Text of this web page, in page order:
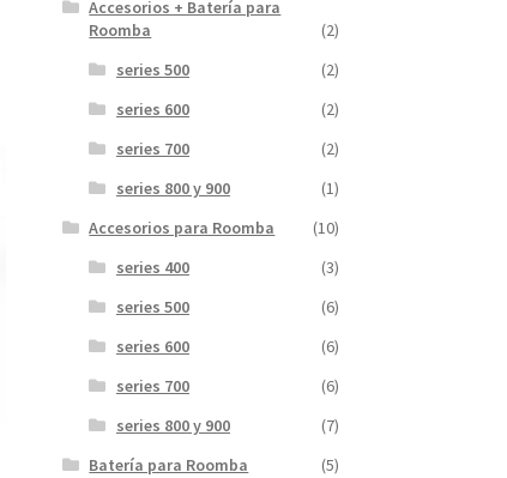
Accesorios + Batería para
Roomba
(2)
series 500
(2)
series 600
(2)
series 700
(2)
series 800 y 900
(1)
Accesorios para Roomba
(10)
series 400
(3)
series 500
(6)
series 600
(6)
series 700
(6)
series 800 y 900
(7)
Batería para Roomba
(5)